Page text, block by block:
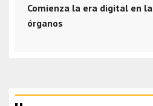
Comienza la era digital en
órganos